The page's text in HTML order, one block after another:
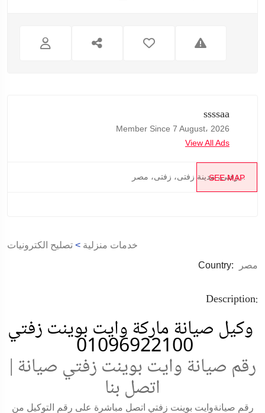
ssssaa
Member Since 7 August، 2026
View All Ads
SEE MAP
زفتى، مدينة زفتى، زفتى، مصر...
خدمات منزلية > تصليح الكترونيات
Country:
مصر
Description:
وكيل صيانة ماركة وايت بوينت زفتي
01096922100
رقم صيانة وايت بوينت زفتي صيانة |
اتصل بنا
رقم صيانةوايت بوينت زفتي اتصل مباشرة على رقم التوكيل من